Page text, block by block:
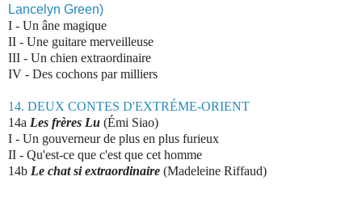
Lancelyn Green)
I - Un âne magique
II - Une guitare merveilleuse
III - Un chien extraordinaire
IV - Des cochons par milliers
14. DEUX CONTES D'EXTRÉME-ORIENT
14a Les frères Lu (Émi Siao)
I - Un gouverneur de plus en plus furieux
II - Qu'est-ce que c'est que cet homme
14b Le chat si extraordinaire (Madeleine Riffaud)